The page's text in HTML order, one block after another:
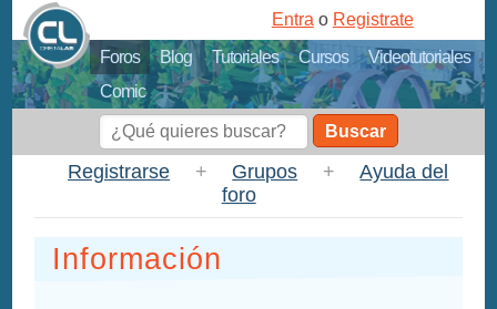
Foros Blog Tutoriales Cursos
Videotutoriales
Comic
Entra o Registrate
Buscar
Registrarse + Grupos +
Ayuda del
foro
Información